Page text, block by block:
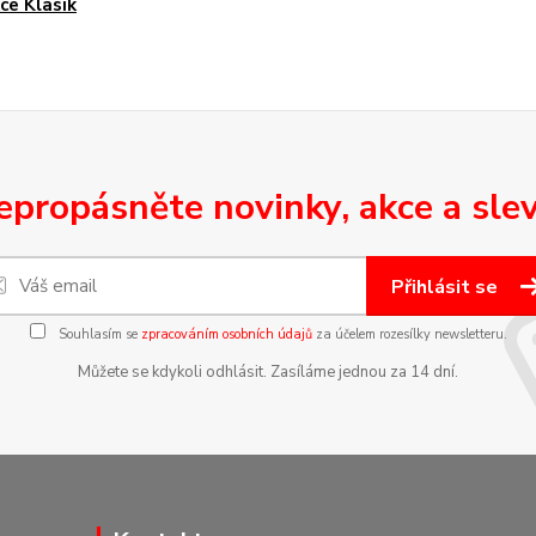
Klasik
novinky, akce a
Přihlásit se
Souhlasím se zpracováním osobních údajůza účelem rozesílky newsletteru.
Můžete se kdykoli odhlásit. Zasíláme jednou za 14 dní.